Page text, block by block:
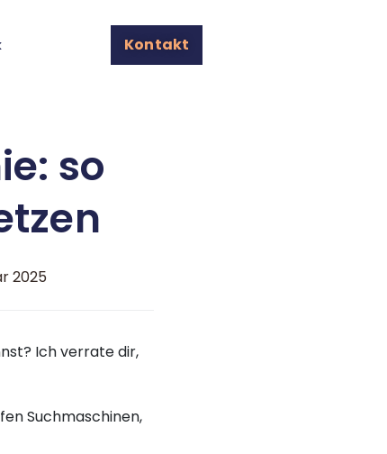
Kontakt
so
2025
Ich verrate dir,
Suchmaschinen,